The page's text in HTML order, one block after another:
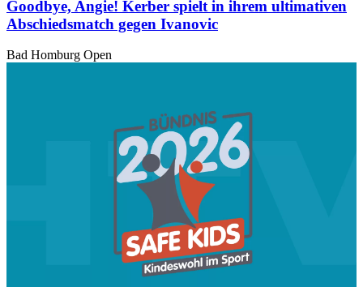
Goodbye, Angie! Kerber spielt in ihrem ultimativen
Abschiedsmatch gegen Ivanovic
Bad Homburg Open